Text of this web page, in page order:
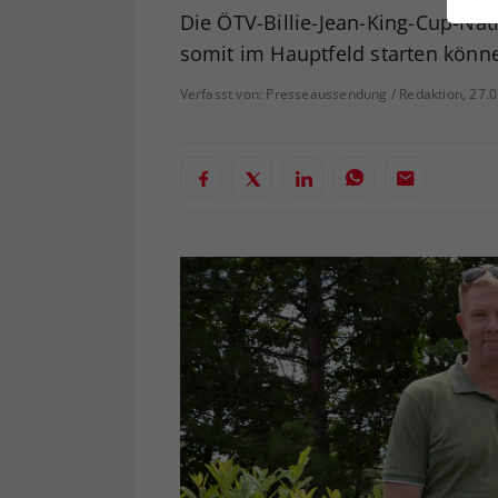
Die ÖTV-Billie-Jean-King-Cup-
somit im Hauptfeld starten
Verfasst von: Presseaussendung / Redaktion,